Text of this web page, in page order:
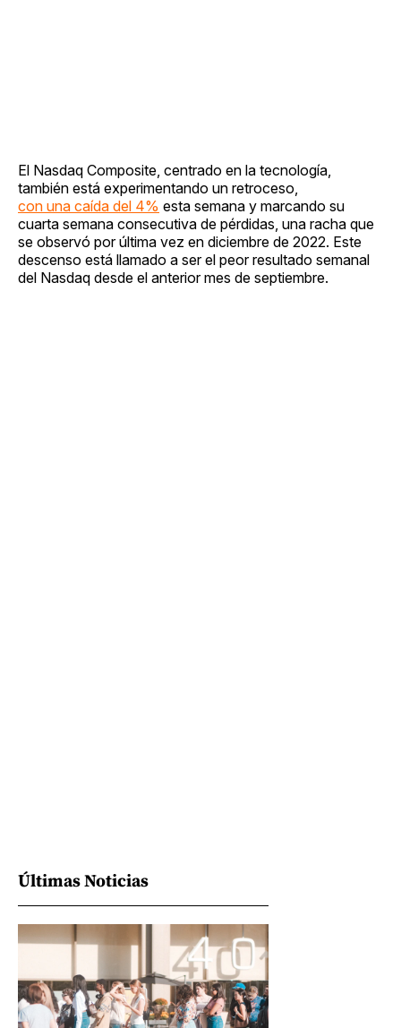
El Nasdaq Composite, centrado en la tecnología,
también está experimentando un retroceso,
con una caída del 4% esta semana y marcando su
cuarta semana consecutiva de pérdidas, una racha que
se observó por última vez en diciembre de 2022. Este
descenso está llamado a ser el peor resultado semanal
del Nasdaq desde el anterior mes de septiembre.
Últimas Noticias